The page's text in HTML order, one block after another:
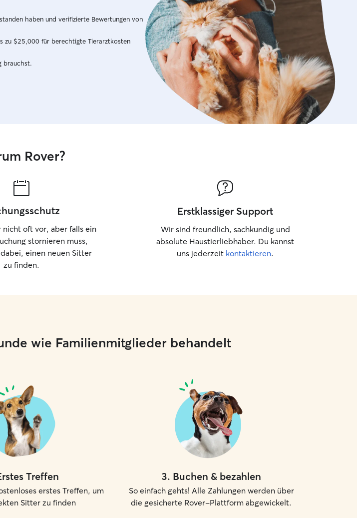
haben und verifizierte Bewertungen von
zu $25,000 für berechtigte Tierarztkosten
brauchst.
Rover?
nicht oft vor, aber falls ein
stornieren muss,
einen neuen Sitter
zu finden.
Erstklassiger Support
Wir sind freundlich, sachkundig und
absolute Haustierliebhaber. Du kannst
uns jederzeit kontaktieren.
wie Familienmitglieder behandelt
Treffen
erstes Treffen, um
Sitter zu finden
3. Buchen & bezahlen
So einfach gehts! Alle Zahlungen werden über
die gesicherte Rover-Plattform abgewickelt.